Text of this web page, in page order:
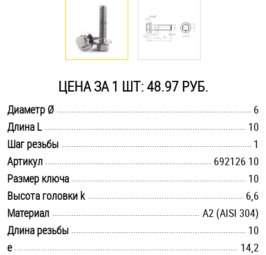
Оснастка и аксессуары для яхт
Стопорные кольца
Такелаж
Хомуты
Шайбы
Шпильки
ЦЕНА ЗА 1 ШТ: 48.97 РУБ.
Диаметр Ø
6
Длина L
10
Шаг резьбы
1
Артикул
692126 10
Размер ключа
10
Высота головки k
6,6
Материал
А2 (AISI 304)
Длина резьбы
10
e
14,2